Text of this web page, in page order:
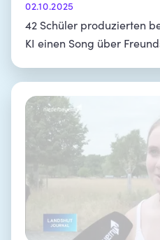
gemeinsames
02.10.2025
42 Schüler produzierten
KI einen Song über